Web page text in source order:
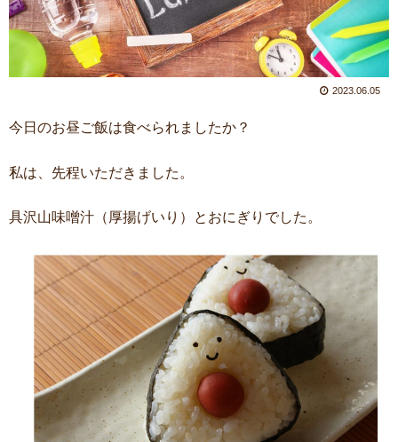
2023.06.05
今日のお昼ご飯は食べられましたか？
私は、先程いただきました。
具沢山味噌汁（厚揚げいり）とおにぎりでした。